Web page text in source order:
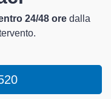
24/48 ore dalla